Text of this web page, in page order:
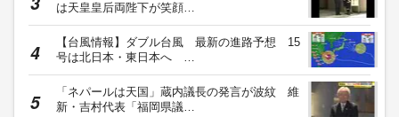
は天皇皇后両陛下が笑顔…
【台風情報】ダブル台風 最新の進路予想 15
号は北日本・東日本へ …
「ネパールは天国」蔵内議長の発言が波紋 維
新・吉村代表「福岡県議…